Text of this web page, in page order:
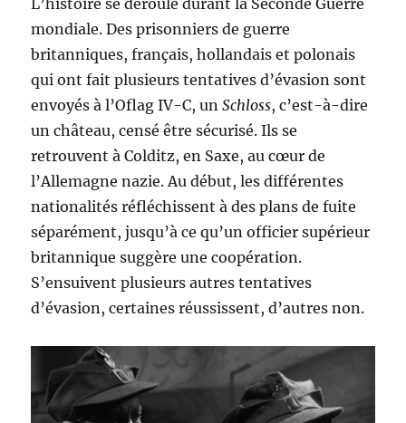
L’histoire se déroule durant la Seconde Guerre
mondiale. Des prisonniers de guerre
britanniques, français, hollandais et polonais
qui ont fait plusieurs tentatives d’évasion sont
envoyés à l’Oflag IV-C, unSchloss, c’est-à-dire
un château, censé être sécurisé. Ils se
retrouvent à Colditz, en Saxe, au cœur de
l’Allemagne nazie. Au début, les différentes
nationalités réfléchissent à des plans de fuite
séparément, jusqu’à ce qu’un officier supérieur
britannique suggère une coopération.
S’ensuivent plusieurs autres tentatives
d’évasion, certaines réussissent, d’autres non.